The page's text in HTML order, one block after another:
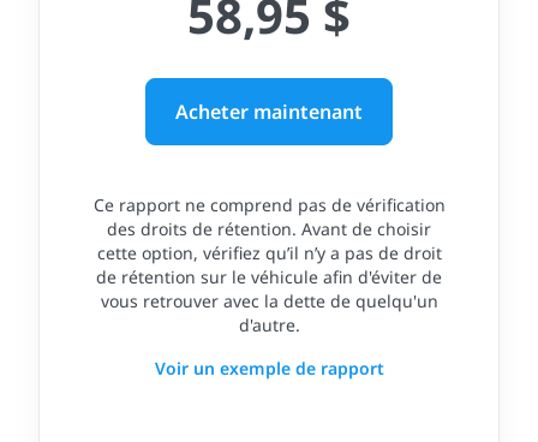
58,95 $
Acheter maintenant
Ce rapport ne comprend pas de vérification
des droits de rétention. Avant de choisir
cette option, vérifiez qu’il n’y a pas de droit
de rétention sur le véhicule afin d'éviter de
vous retrouver avec la dette de quelqu'un
d'autre.
Voir un exemple de rapport